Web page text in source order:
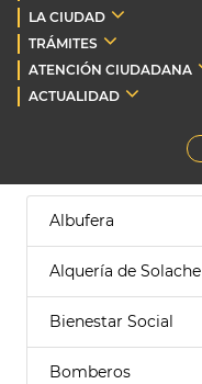
LA CIUDAD
TRÁMITES
ATENCIÓN CIUDADANA
ACTUALIDAD
Albufera
Alquería de Solache
Bienestar Social
Bomberos